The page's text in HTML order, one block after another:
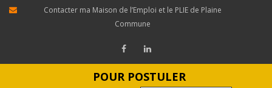
Contacter ma Maison de l’Emploi et le PLIE de Plaine
Commune
POUR POSTULER